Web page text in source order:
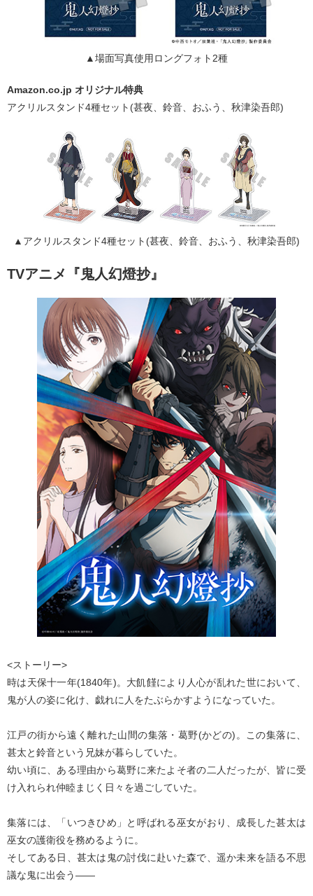
▲場面写真使用ロングフォト2種
Amazon.co.jp オリジナル特典
アクリルスタンド4種セット(甚夜、鈴音、おふう、秋津染吾郎)
▲アクリルスタンド4種セット(甚夜、鈴音、おふう、秋津染吾郎)
TVアニメ『鬼人幻燈抄』
<ストーリー>
時は天保十一年(1840年)。大飢饉により人心が乱れた世において、
鬼が人の姿に化け、戯れに人をたぶらかすようになっていた。
江戸の街から遠く離れた山間の集落・葛野(かどの)。この集落に、
甚太と鈴音という兄妹が暮らしていた。
幼い頃に、ある理由から葛野に来たよそ者の二人だったが、皆に受
け入れられ仲睦まじく日々を過ごしていた。
集落には、「いつきひめ」と呼ばれる巫女がおり、成長した甚太は
巫女の護衛役を務めるように。
そしてある日、甚太は鬼の討伐に赴いた森で、遥か未来を語る不思
議な鬼に出会う――